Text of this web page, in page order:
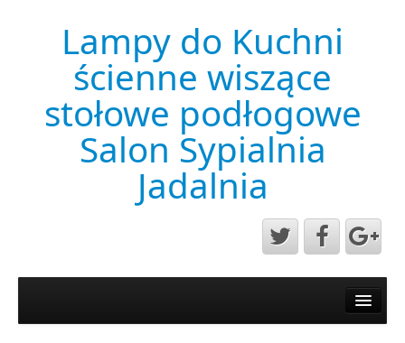
Lampy do Kuchni
ścienne wiszące
stołowe podłogowe
Salon Sypialnia
Jadalnia